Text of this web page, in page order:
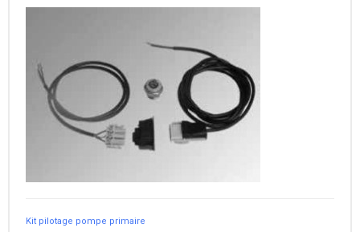
Kit pilotage pompe primaire